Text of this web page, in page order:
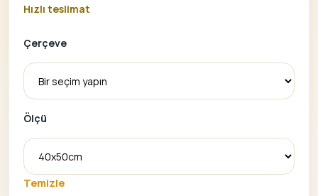
Hızlı teslimat
Çerçeve
Ölçü
Temizle